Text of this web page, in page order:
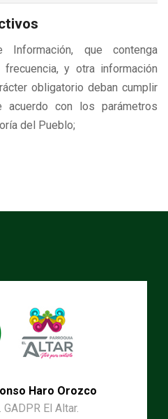
que contenga
y otra información
obligatorio deban cumplir
con los parámetros
del Pueblo;
Haro Orozco
El Altar.